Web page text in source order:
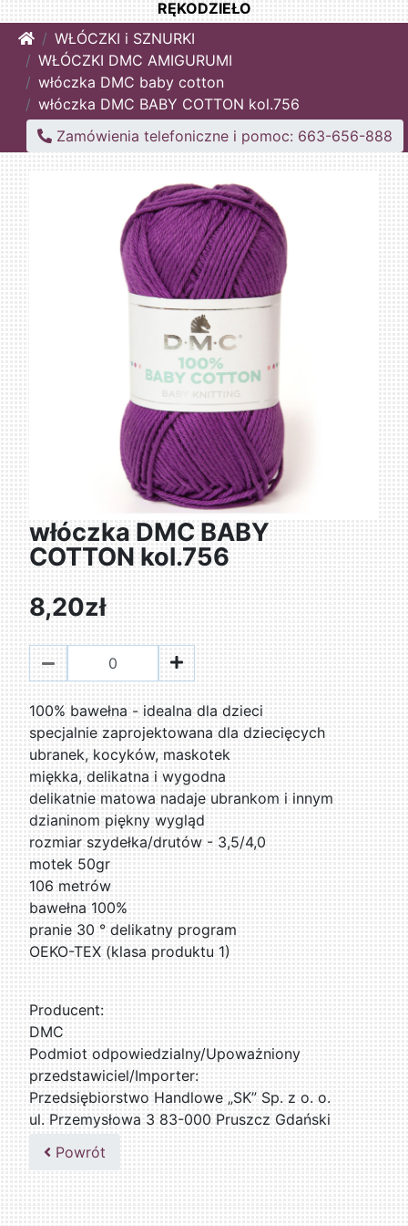
RĘKODZIEŁO
HomeWŁÓCZKI i SZNURKI
WŁÓCZKI DMC AMIGURUMI
włóczka DMC baby cotton
włóczka DMC BABY COTTON kol.756
Zamówienia telefoniczne i pomoc: 663-656-888
włóczka DMC BABY
COTTON kol.756
8,20zł
100% bawełna - idealna dla dzieci
specjalnie zaprojektowana dla dziecięcych
ubranek, kocyków, maskotek
miękka, delikatna i wygodna
delikatnie matowa nadaje ubrankom i innym
dzianinom piękny wygląd
rozmiar szydełka/drutów - 3,5/4,0
motek 50gr
106 metrów
bawełna 100%
pranie 30 ° delikatny program
OEKO-TEX (klasa produktu 1)
Producent:
DMC
Podmiot odpowiedzialny/Upoważniony
przedstawiciel/Importer:
Przedsiębiorstwo Handlowe „SK” Sp. z o. o.
ul. Przemysłowa 3 83-000 Pruszcz Gdański
509076255
Powrót